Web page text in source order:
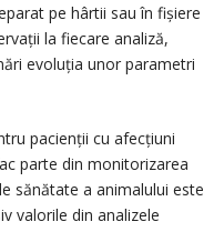
pe hârtii sau în fișiere
la fiecare analiză,
evoluția unor parametri
pacienții cu afecțiuni
parte din monitorizarea
sănătate a animalului este
valorile din analizele